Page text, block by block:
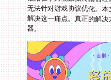
器。